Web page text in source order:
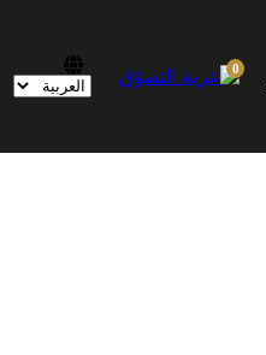
عن 600 درهم إماراتي.
0